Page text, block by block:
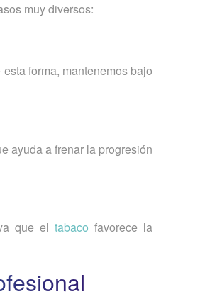
muy diversos:
esta forma, mantenemos bajo
ayuda a frenar la progresión
que el tabaco favorece la